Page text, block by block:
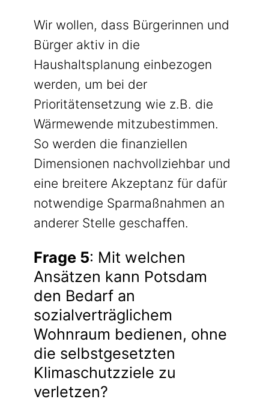
Wir wollen, dass Bürgerinnen und
Bürger aktiv in die
Haushaltsplanung einbezogen
werden, um bei der
Prioritätensetzung wie z.B. die
Wärmewende mitzubestimmen.
So werden die finanziellen
Dimensionen nachvollziehbar und
eine breitere Akzeptanz für dafür
notwendige Sparmaßnahmen an
anderer Stelle geschaffen.
Frage 5: Mit welchen
Ansätzen kann Potsdam
den Bedarf an
sozialverträglichem
Wohnraum bedienen, ohne
die selbstgesetzten
Klimaschutzziele zu
verletzen?